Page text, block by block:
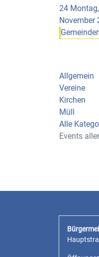
24
November
Allgemein
Vereine
Kirchen
Müll
Alle
Events